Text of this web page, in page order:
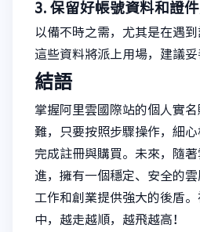
3. 保留好帳號資料和證
以備不時之需，尤其是在遇到
這些資料將派上用場，建議妥
結語
掌握阿里雲國際站的個人實
難，只要按照步驟操作，細
完成註冊與購買。未來，隨
進，擁有一個穩定、安全的
工作和創業提供強大的後盾
中，越走越順，越飛越高！